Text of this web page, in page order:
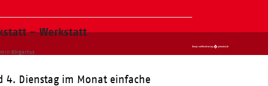
– Werkstatt
Börgerhus
4. Dienstag im Monat einfache